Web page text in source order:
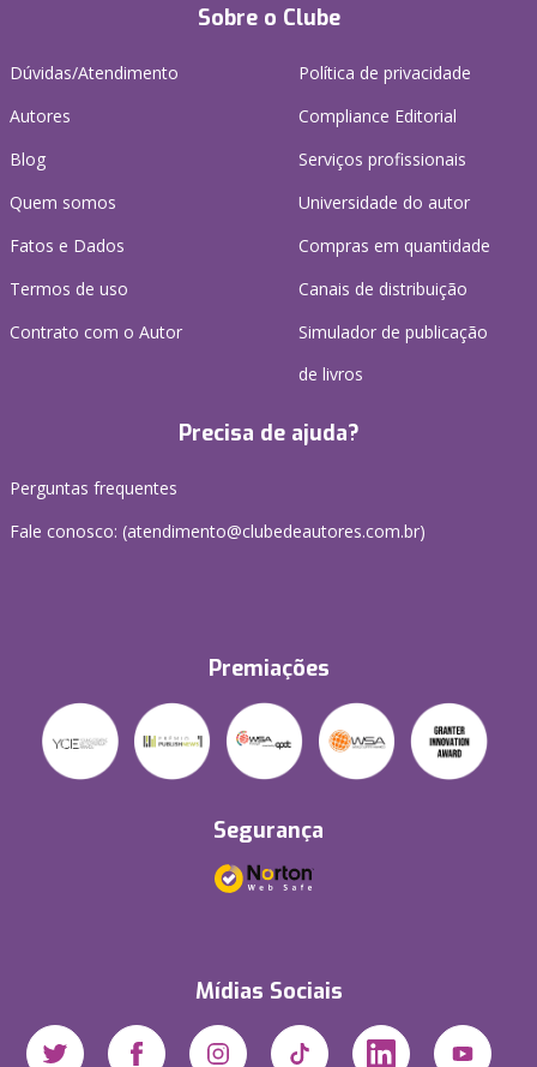
Sobre o Clube
Dúvidas/Atendimento
Autores
Blog
Quem somos
Fatos e Dados
Termos de uso
Contrato com o Autor
Política de privacidade
Compliance Editorial
Serviços profissionais
Universidade do autor
Compras em quantidade
Canais de distribuição
Simulador de publicação
de livros
Precisa de ajuda?
Perguntas frequentes
Fale conosco: (atendimento@clubedeautores.com.br)
Premiações
Segurança
Mídias Sociais